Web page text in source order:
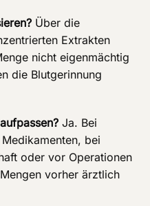
Über die
Extrakten
nicht eigenmächtig
die Blutgerinnung
Ja. Bei
bei
oder vor Operationen
vorher ärztlich